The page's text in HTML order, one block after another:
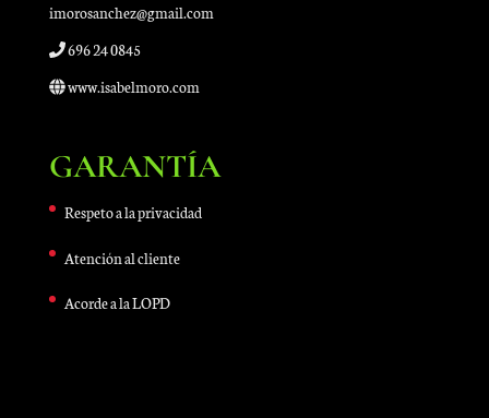
imorosanchez@gmail.com
696 24 0845
www.isabelmoro.com
GARANTÍA
Respeto a la privacidad
Atención al cliente
Acorde a la LOPD